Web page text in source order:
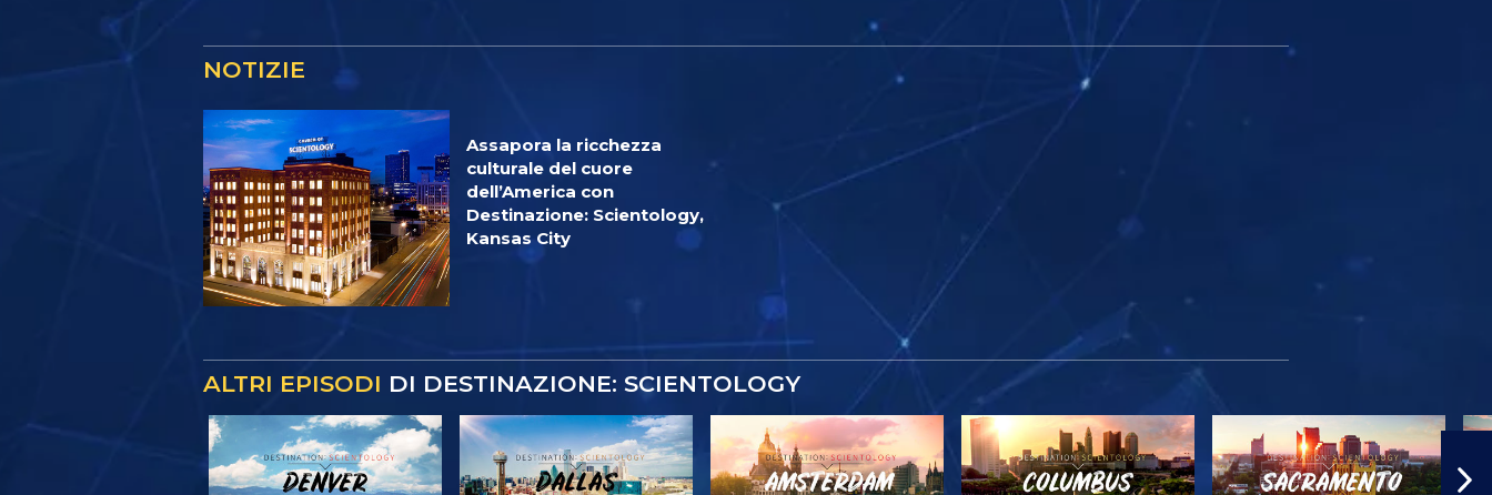
NOTIZIE
Assapora la ricchezza
culturale del cuore
dell’America con
Destinazione: Scientology,
Kansas City
ALTRI EPISODI DI DESTINAZIONE: SCIENTOLOGY